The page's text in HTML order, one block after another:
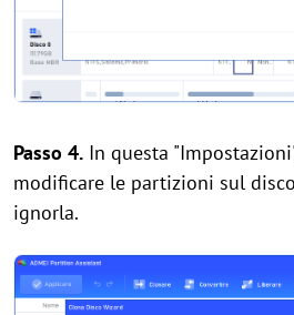
Passo 4. In questa
modificare le partizioni sul
ignorla.